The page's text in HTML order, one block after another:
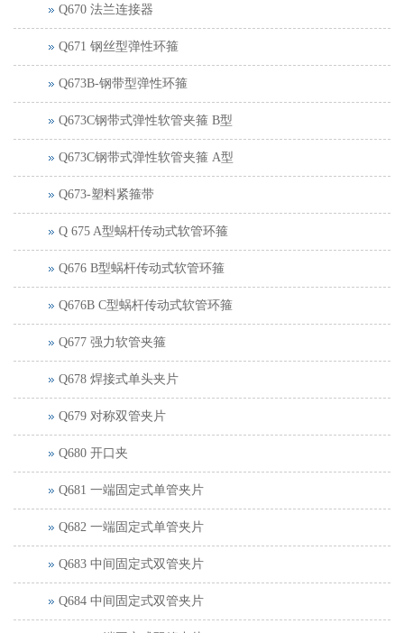
Q670 法兰连接器
Q671 钢丝型弹性环箍
Q673B-钢带型弹性环箍
Q673C钢带式弹性软管夹箍 B型
Q673C钢带式弹性软管夹箍 A型
Q673-塑料紧箍带
Q 675 A型蜗杆传动式软管环箍
Q676 B型蜗杆传动式软管环箍
Q676B C型蜗杆传动式软管环箍
Q677 强力软管夹箍
Q678 焊接式单头夹片
Q679 对称双管夹片
Q680 开口夹
Q681 一端固定式单管夹片
Q682 一端固定式单管夹片
Q683 中间固定式双管夹片
Q684 中间固定式双管夹片